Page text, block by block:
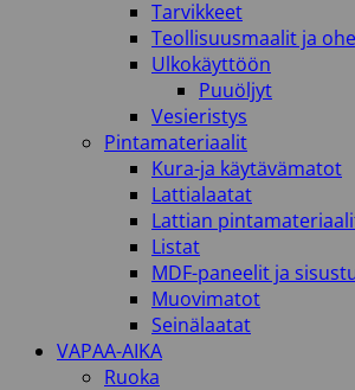
Tarvikkeet
Teollisuusmaalit ja
Ulkokäyttöön
Puuöljyt
Vesieristys
Pintamateriaalit
Kura-ja käytävämatot
Lattialaatat
Lattian
Listat
MDF-paneelit ja
Muovimatot
Seinälaatat
VAPAA-AIKA
Ruoka